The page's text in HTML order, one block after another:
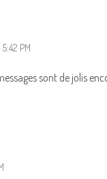
PM
sont de jolis